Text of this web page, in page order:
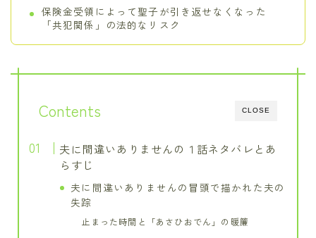
保険金受領によって聖子が引き返せなくなった
「共犯関係」の法的なリスク
CLOSE
Contents
夫に間違いありませんの１話ネタバレとあ
らすじ
夫に間違いありませんの冒頭で描かれた夫の
失踪
止まった時間と「あさひおでん」の暖簾